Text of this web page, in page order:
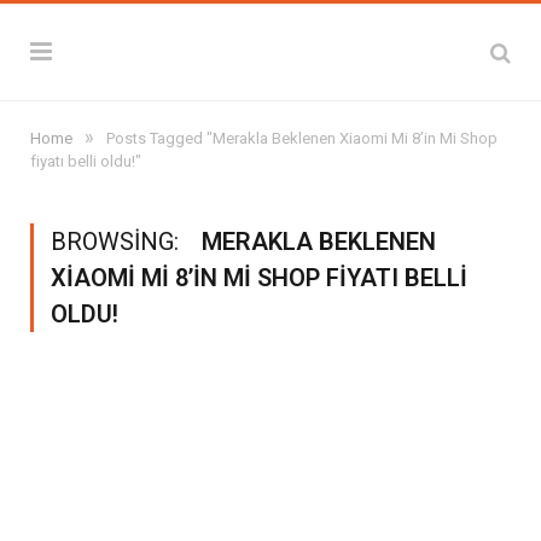
Home »
Posts Tagged "Merakla Beklenen Xiaomi Mi 8’in Mi Shop
fiyatı belli oldu!"
BROWSING:
MERAKLA BEKLENEN
XIAOMI MI 8’IN MI SHOP FIYATI BELLI
OLDU!